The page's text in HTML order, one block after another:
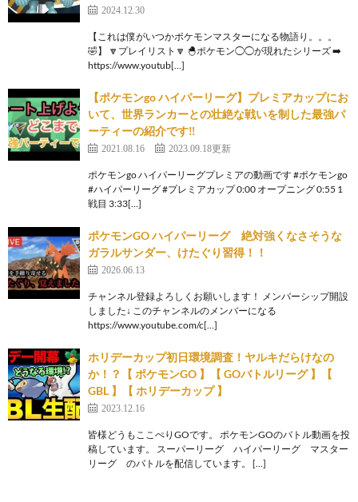
2024.12.30
【これは僕がいつかポケモンマスターになる物語り。。。
🤣】 🔽プレイリスト🔽 🐣ポケモン◯◯が現れたシリーズ ➡️
https://www.youtub[…]
【ポケモンgo ハイパーリーグ】プレミアカップにお
いて、世界ランカーとの壮絶な戦いを制した最強パ
ーティーの紹介です‼️
2021.08.16 2023.09.18更新
ポケモンgo ハイパーリーグプレミアの動画です #ポケモンgo
#ハイパーリーグ #プレミアカップ 0:00 オープニング 0:55 1
戦目 3:33[…]
ポケモンGO ハイパーリーグ 絶対強くなさそうな
ガラルサンダー、けたぐり習得！！
2026.06.13
チャンネル登録よろしくお願いします！ メンバーシップ開設
しました↓ このチャンネルのメンバーになる
https://www.youtube.com/c[…]
ホリデーカップ初日環境調査！ヤルキだらけなの
か！？【 ポケモンGO 】【 GOバトルリーグ 】【
GBL 】【 ホリデーカップ 】
2023.12.16
皆様どうもここぺりGOです。 ポケモンGOのバトル動画を投
稿しています。 スーパーリーグ ハイパーリーグ マスター
リーグ のバトルを配信しています。 […]